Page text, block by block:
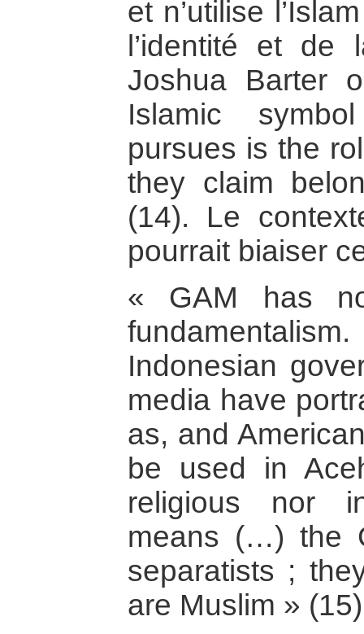
et n’utilise
l’identité et de
Joshua Barter
Islamic
pursues is the
they claim
(14). Le
pourrait biaiser
« GAM has
Indonesian
media have
as, and
be used in
religious nor
means (…) the
separatists ;
are Muslim »